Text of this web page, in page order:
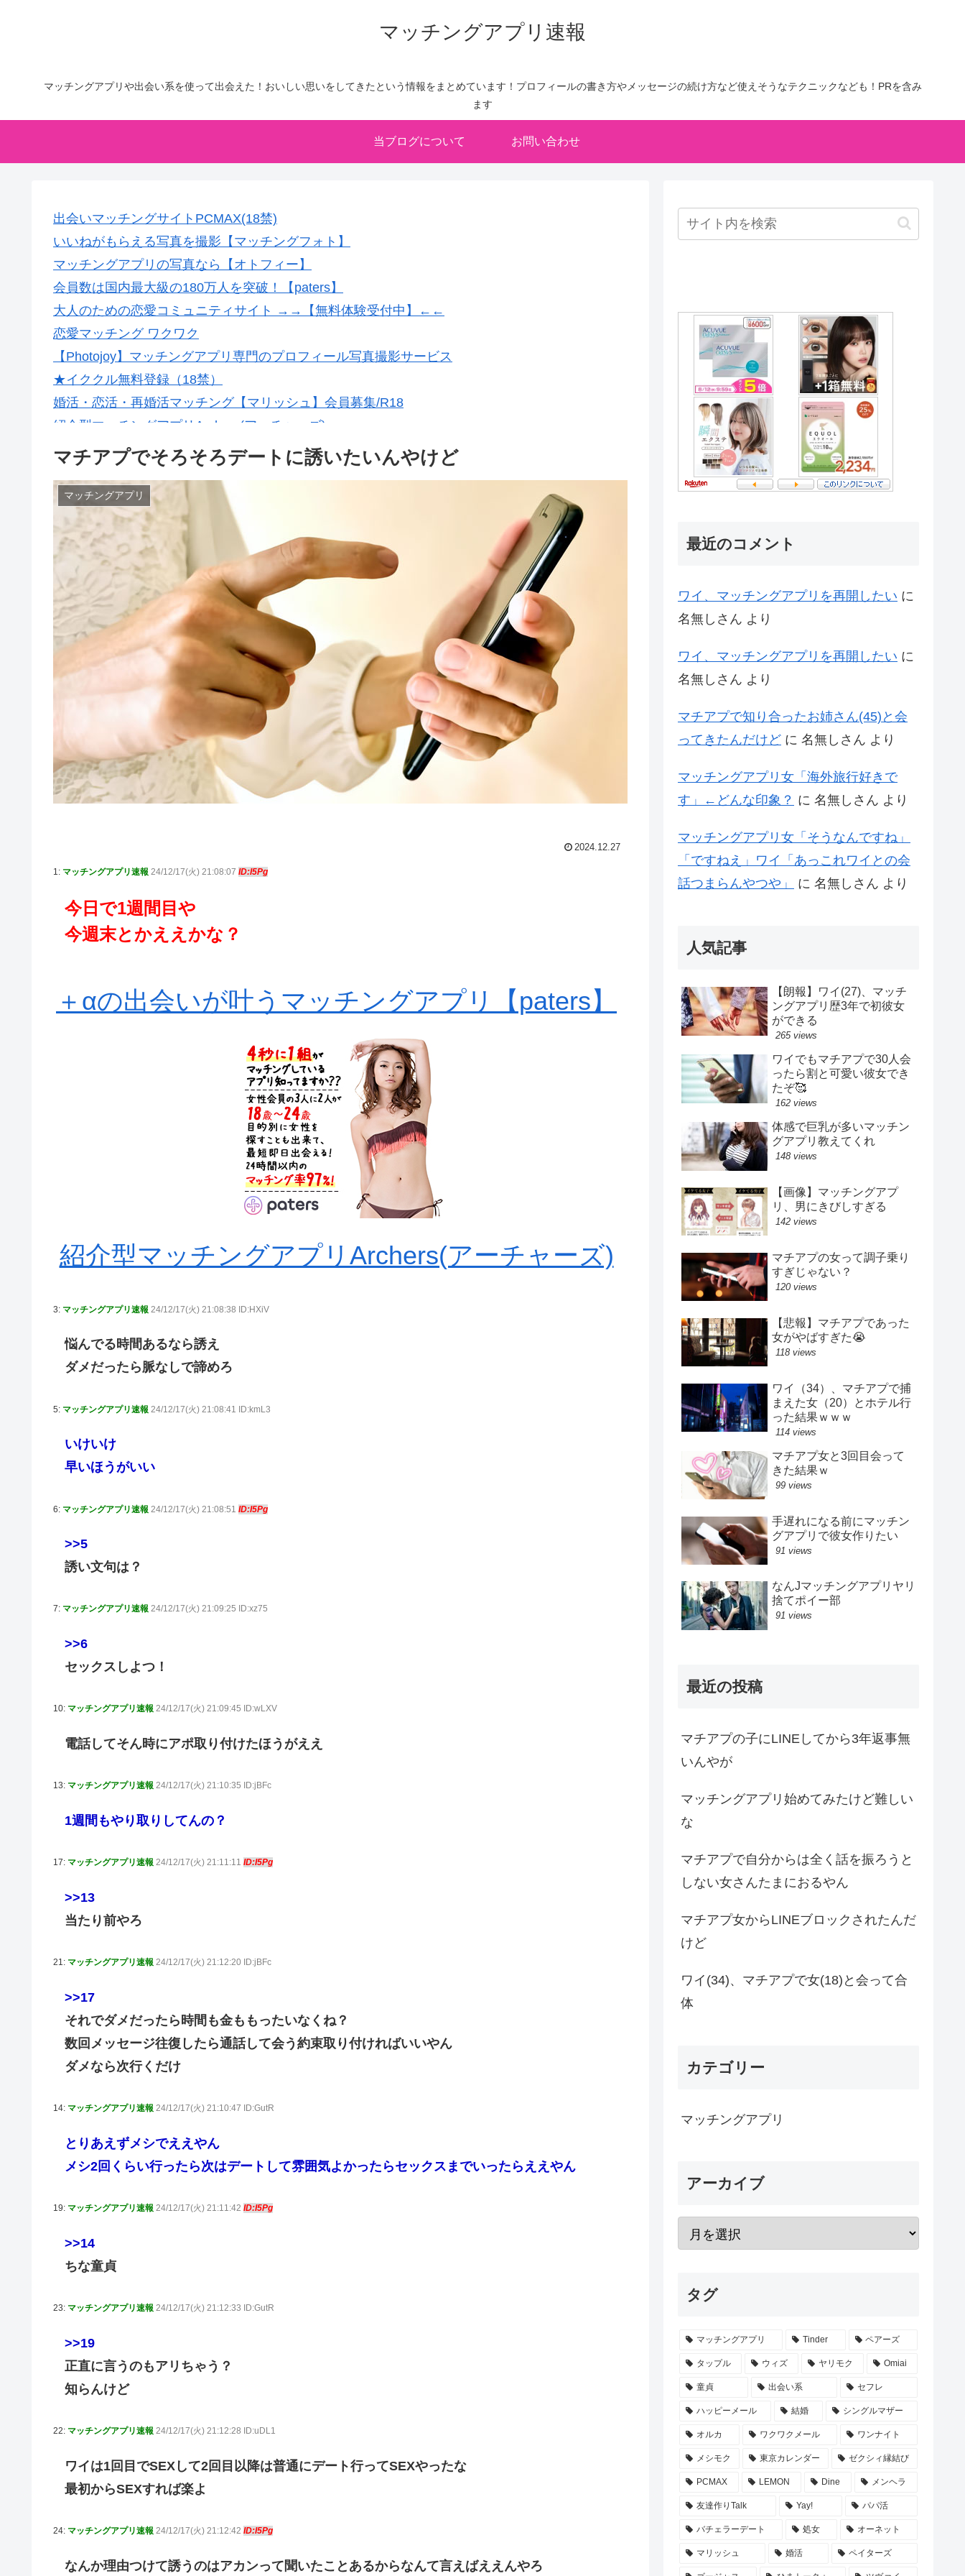
マッチングアプリ速報
マッチングアプリや出会い系を使って出会えた！おいしい思いをしてきたという情報をまとめています！プロフィールの書き方やメッセージの続け方など使えそうなテクニックなども！PRを含み
ます
当ブログについて お問い合わせ
出会いマッチングサイトPCMAX(18禁)
いいねがもらえる写真を撮影【マッチングフォト】
マッチングアプリの写真なら【オトフィー】
会員数は国内最大級の180万人を突破！【paters】
大人のための恋愛コミュニティサイト →→【無料体験受付中】←←
恋愛マッチング ワクワク
【Photojoy】マッチングアプリ専門のプロフィール写真撮影サービス
★イククル無料登録（18禁）
婚活・恋活・再婚活マッチング【マリッシュ】会員募集/R18
紹介型マッチングアプリArchers(アーチャーズ)
マチアプでそろそろデートに誘いたいんやけど
マッチングアプリ
2024.12.27
1: マッチングアプリ速報 24/12/17(火) 21:08:07 ID:I5Pg
今日で1週間目や
今週末とかええかな？
＋αの出会いが叶うマッチングアプリ【paters】
紹介型マッチングアプリArchers(アーチャーズ)
3: マッチングアプリ速報 24/12/17(火) 21:08:38 ID:HXiV
悩んでる時間あるなら誘え
ダメだったら脈なしで諦めろ
5: マッチングアプリ速報 24/12/17(火) 21:08:41 ID:kmL3
いけいけ
早いほうがいい
6: マッチングアプリ速報 24/12/17(火) 21:08:51 ID:I5Pg
>>5
誘い文句は？
7: マッチングアプリ速報 24/12/17(火) 21:09:25 ID:xz75
>>6
セックスしよつ！
10: マッチングアプリ速報 24/12/17(火) 21:09:45 ID:wLXV
電話してそん時にアポ取り付けたほうがええ
13: マッチングアプリ速報 24/12/17(火) 21:10:35 ID:jBFc
1週間もやり取りしてんの？
17: マッチングアプリ速報 24/12/17(火) 21:11:11 ID:I5Pg
>>13
当たり前やろ
21: マッチングアプリ速報 24/12/17(火) 21:12:20 ID:jBFc
>>17
それでダメだったら時間も金ももったいなくね？
数回メッセージ往復したら通話して会う約束取り付ければいいやん
ダメなら次行くだけ
14: マッチングアプリ速報 24/12/17(火) 21:10:47 ID:GutR
とりあえずメシでええやん
メシ2回くらい行ったら次はデートして雰囲気よかったらセックスまでいったらええやん
19: マッチングアプリ速報 24/12/17(火) 21:11:42 ID:I5Pg
>>14
ちな童貞
23: マッチングアプリ速報 24/12/17(火) 21:12:33 ID:GutR
>>19
正直に言うのもアリちゃう？
知らんけど
22: マッチングアプリ速報 24/12/17(火) 21:12:28 ID:uDL1
ワイは1回目でSEXして2回目以降は普通にデート行ってSEXやったな
最初からSEXすれば楽よ
24: マッチングアプリ速報 24/12/17(火) 21:12:42 ID:I5Pg
なんか理由つけて誘うのはアカンって聞いたことあるからなんて言えばええんやろ
最近のコメント
ワイ、マッチングアプリを再開したい に
名無しさん より
ワイ、マッチングアプリを再開したい に
名無しさん より
マチアプで知り合ったお姉さん(45)と会
ってきたんだけど に 名無しさん より
マッチングアプリ女「海外旅行好きで
す」←どんな印象？ に 名無しさん より
マッチングアプリ女「そうなんですね」
「ですねえ」ワイ「あっこれワイとの会
話つまらんやつや」
に 名無しさん より
人気記事
【朗報】ワイ(27)、マッチ
ングアプリ歴3年で初彼女
ができる
265 views
ワイでもマチアプで30人会
ったら割と可愛い彼女でき
たぞ🥰
162 views
体感で巨乳が多いマッチン
グアプリ教えてくれ
148 views
【画像】マッチングアプ
リ、男にきびしすぎる
142 views
マチアプの女って調子乗り
すぎじゃない？
120 views
【悲報】マチアプであった
女がやばすぎた😭
118 views
ワイ（34）、マチアプで捕
まえた女（20）とホテル行
った結果ｗｗｗ
114 views
マチアプ女と3回目会って
きた結果ｗ
99 views
手遅れになる前にマッチン
グアプリで彼女作りたい
91 views
なんJマッチングアプリヤリ
捨てポイー部
91 views
最近の投稿
マチアプの子にLINEしてから3年返事無
いんやが
マッチングアプリ始めてみたけど難しい
な
マチアプで自分からは全く話を振ろうと
しない女さんたまにおるやん
マチアプ女からLINEブロックされたんだ
けど
ワイ(34)、マチアプで女(18)と会って合
体
カテゴリー
マッチングアプリ
アーカイブ
タグ
マッチングアプリ Tinder ペアーズ
タップル ウィズ ヤリモク Omiai
童貞 出会い系 セフレ
ハッピーメール 結婚 シングルマザー
オルカ ワクワクメール ワンナイト
メシモク 東京カレンダー ゼクシィ縁結び
PCMAX LEMON Dine メンヘラ
友達作りTalk Yay! パパ活
バチェラーデート 処女 オーネット
マリッシュ 婚活 ペイターズ